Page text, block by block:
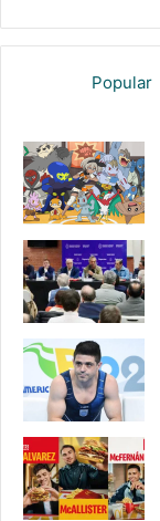
Popular